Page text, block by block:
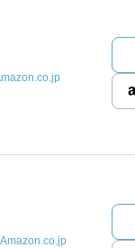
Amazon.co.jp